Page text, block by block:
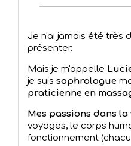
Je n'ai jamais été très
présenter.
Mais je m'appelle
je suis sophrologue
praticienne en
Mes passions dans la
voyages, le corps
fonctionnement